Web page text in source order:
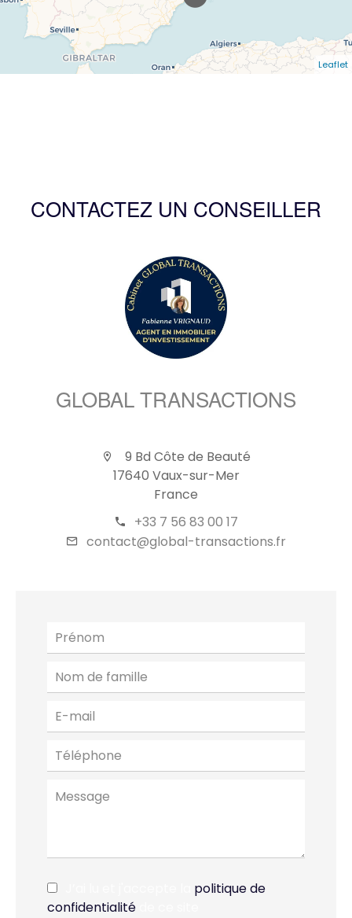
Leaflet
CONTACTEZ UN CONSEILLER
GLOBAL TRANSACTIONS
9 Bd Côte de Beauté
17640 Vaux-sur-Mer
France
+33 7 56 83 00 17
contact@global-transactions.fr
politique de
confidentialité